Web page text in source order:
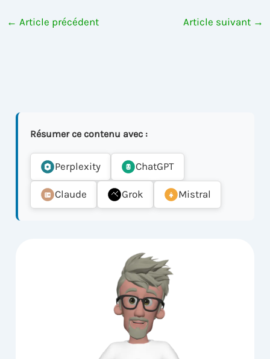
← Article précédent Article suivant →
Résumer ce contenu avec :
Perplexity ChatGPT
Claude Grok Mistral